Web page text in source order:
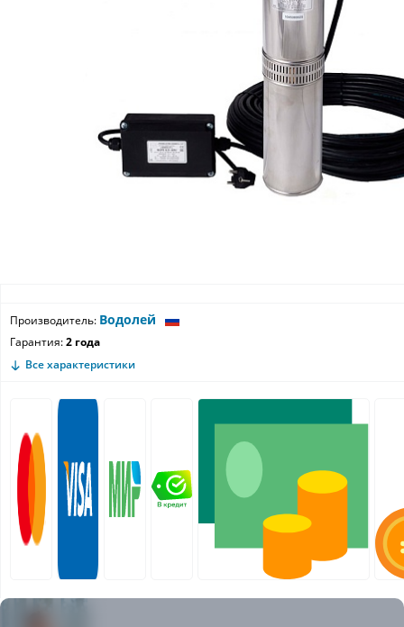
Производитель: Водолей
Гарантия:2 года
Все характеристики